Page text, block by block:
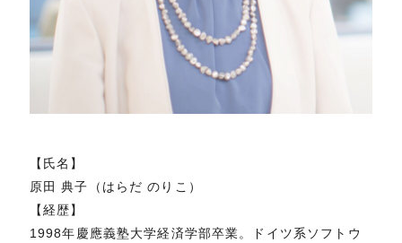
【氏名】
原田 典子（はらだ のりこ）
【経歴】
1998年慶應義塾大学経済学部卒業。ドイツ系ソフトウ